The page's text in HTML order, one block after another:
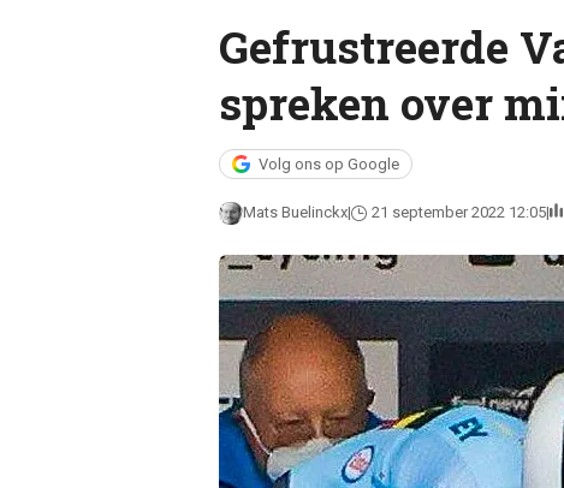
Gefrustreerde
spreken over
Volg ons op Google
Mats Buelinckx 21 september 2022 12:05